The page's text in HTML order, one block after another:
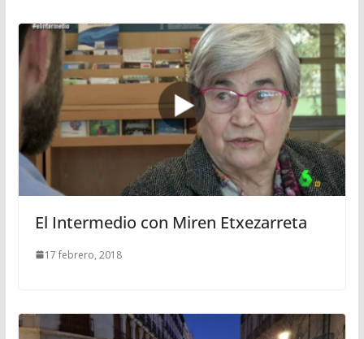
El Intermedio con Miren Etxezarreta
17 febrero, 2018